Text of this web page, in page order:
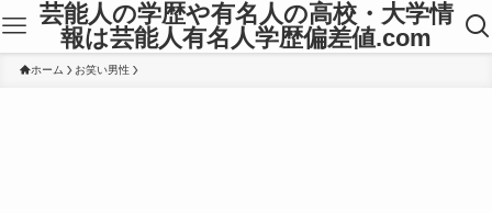
芸能人の学歴や有名人の高校・大学情
報は芸能人有名人学歴偏差値.com
ホーム お笑い男性